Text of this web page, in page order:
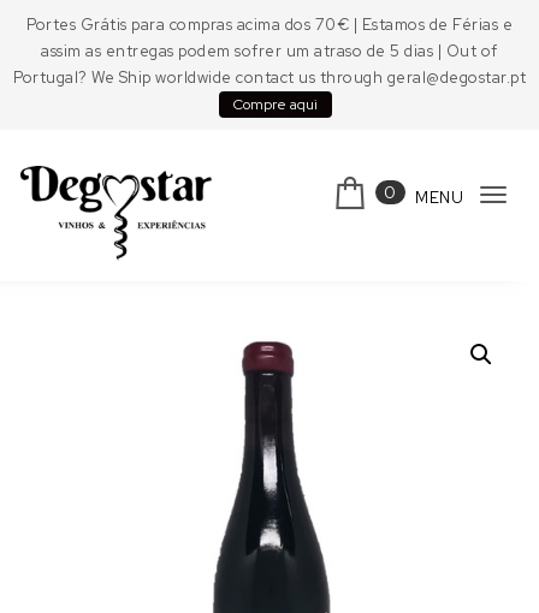
Portes Grátis para compras acima dos 70€ | Estamos de Férias e
assim as entregas podem sofrer um atraso de 5 dias | Out of
Portugal? We Ship worldwide contact us through geral@degostar.pt
Compre aqui
0 MENU